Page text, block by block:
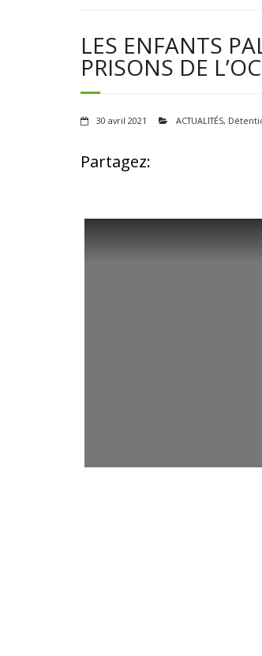
LES ENFANTS
PRISONS DE
30 avril 2021 ACTUALITÉS,
Partagez: